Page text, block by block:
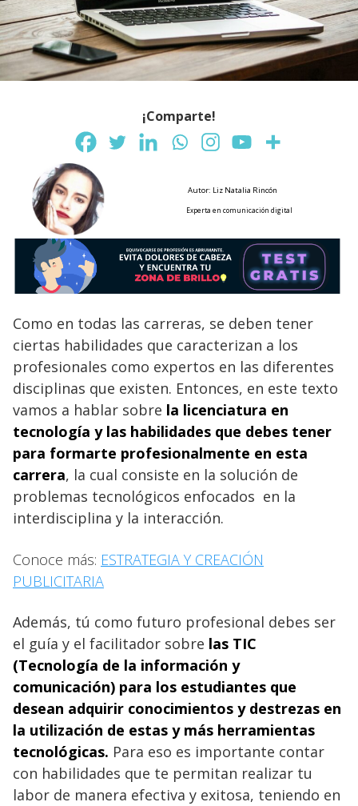
¡Comparte!
Autor: Liz Natalia Rincón
Experta en comunicación digital
Como en todas las carreras, se deben tener
ciertas habilidades que caracterizan a los
profesionales como expertos en las diferentes
disciplinas que existen. Entonces, en este texto
vamos a hablar sobre la licenciatura en
tecnología y las habilidades que debes tener
para formarte profesionalmente en esta
carrera, la cual consiste en la solución de
problemas tecnológicos enfocados en la
interdisciplina y la interacción.
Conoce más: ESTRATEGIA Y CREACIÓN
PUBLICITARIA
Además, tú como futuro profesional debes ser
el guía y el facilitador sobre las TIC
(Tecnología de la información y
comunicación) para los estudiantes que
desean adquirir conocimientos y destrezas en
la utilización de estas y más herramientas
tecnológicas. Para eso es importante contar
con habilidades que te permitan realizar tu
labor de manera efectiva y exitosa, teniendo en